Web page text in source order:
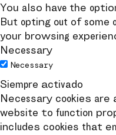
You also have the
But opting out of some
your browsing
Necessary
Necessary
Siempre activado
Necessary cookies
website to function
includes cookies that